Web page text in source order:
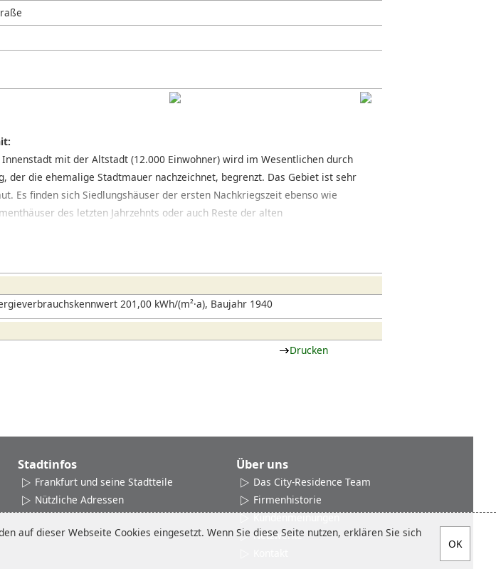
mit der Altstadt (12.000 Einwohner) wird im Wesentlichen durch
der die ehemalige Stadtmauer nachzeichnet, begrenzt. Das Gebiet ist sehr
Es finden sich Siedlungshäuser der ersten Nachkriegszeit ebenso wie
des letzten Jahrzehnts oder auch Reste der alten
201,00 kWh/(m²·a), Baujahr 1940
Drucken
Stadtinfos
Frankfurt und seine Stadtteile
Nützliche Adressen
Über uns
Das City-Residence Team
Firmenhistorie
Kundenmeinungen
Netzwerke
auf dieser Webseite Cookies eingesetzt. Wenn Sie diese Seite nutzen, erklären Sie sich